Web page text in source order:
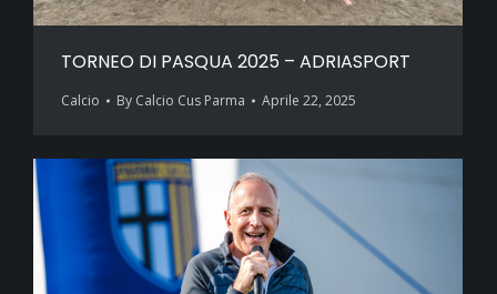
TORNEO DI PASQUA 2025 – ADRIASPORT
Calcio By Calcio Cus Parma Aprile 22, 2025